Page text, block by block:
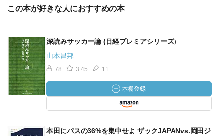
この本が好きな人におすすめの本
深読みサッカー論 (日経プレミアシリーズ)
山本昌邦
78 3.45 11
本田にパスの36%を集中せよ ザックJAPANvs.岡田ジ